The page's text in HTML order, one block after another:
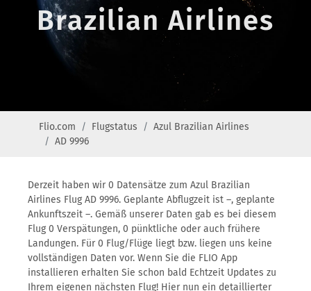
Brazilian Airlines
Flio.com Flugstatus
Azul Brazilian Airlines
AD 9996
Derzeit haben wir 0 Datensätze zum Azul Brazilian
Airlines Flug AD 9996. Geplante Abflugzeit ist –, geplante
Ankunftszeit –. Gemäß unserer Daten gab es bei diesem
Flug 0 Verspätungen, 0 pünktliche oder auch frühere
Landungen. Für 0 Flug/Flüge liegt bzw. liegen uns keine
vollständigen Daten vor. Wenn Sie die FLIO App
installieren erhalten Sie schon bald Echtzeit Updates zu
Ihrem eigenen nächsten Flug! Hier nun ein detaillierter